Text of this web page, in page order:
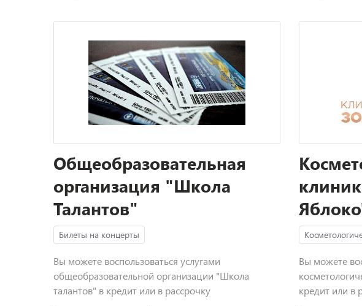
Общеобразовательная
организация "Школа
Талантов"
Билеты на концерты
Вы можете воспользоваться услугами
общеобразовательной организации "Школа
талантов" в кредит или в рассрочку
Вы можете
кредит или в